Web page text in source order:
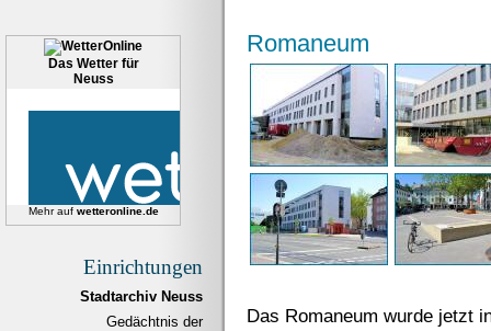
Das Wetter für
Neuss
Mehr auf wetteronline.de
Einrichtungen
Stadtarchiv Neuss
Gedächtnis der
Romaneum
Das Romaneum wurde jetzt